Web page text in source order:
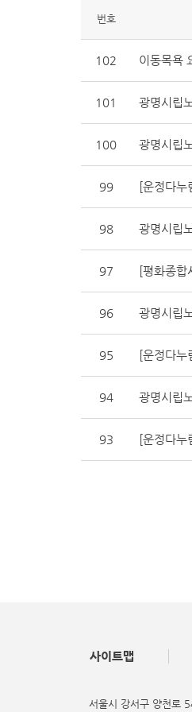
번호
102 이동목욕
101 광명시립
100 광명시립
99 [운정다누
98 광명시립
97 [평화종합
96 광명시립
95 [운정다누
94 광명시립
93 [운정다누
사이트맵
서울시 강서구 양천로